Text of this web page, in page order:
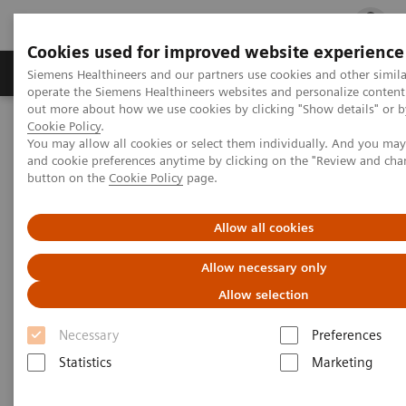
Cookies used for improved website experience
Siemens Healthineers and our partners use cookies and other
operate the Siemens Healthineers websites and personalize
out more about how we use cookies by clicking "Show details" or
Cookie Policy.
You may allow all cookies or select them individually. And you
and cookie preferences anytime by clicking on the "Review and
button on the Cookie Policy page.
Allow all cookies
Allow necessary only
Allow selection
Necessary
Preferences
Statistics
Marketing
Produits & services Support & formations
Accueil Services
Plateformes et outils connectés
teamplay Fleet